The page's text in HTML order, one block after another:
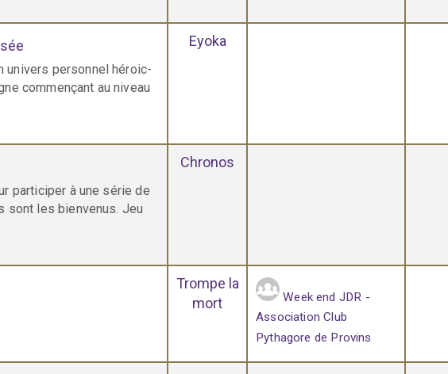
univers personnel héroic-
commençant au niveau
Eyoka
participer à une série de
sont les bienvenus. Jeu
Chronos
Trompe la
mort
Week end JDR -
Association Club
Pythagore de Provins